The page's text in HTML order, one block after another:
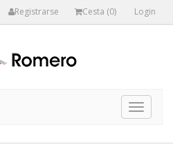
Registrarse Cesta (0) Login
Toggle